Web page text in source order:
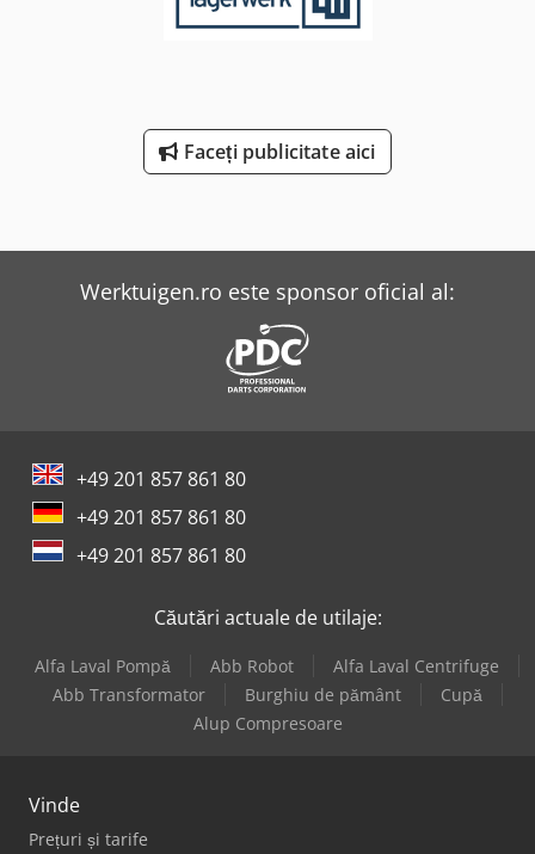
Faceți publicitate aici
Werktuigen.ro este sponsor oficial al:
+49 201 857 861 80
+49 201 857 861 80
+49 201 857 861 80
Căutări actuale de utilaje:
Alfa Laval Pompă Abb Robot
Alfa Laval Centrifuge
Abb Transformator
Burghiu de pământ
Cupă
Alup Compresoare
Vinde
Prețuri și tarife